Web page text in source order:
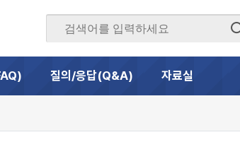
질의/응답(Q&A) 자료실